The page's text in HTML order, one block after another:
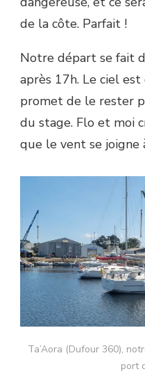
de la côte. Parfait !
Notre départ se fait
après 17h. Le ciel
promet de le rester
du stage. Flo et moi
que le vent se joigne
Ta’Aora (Dufour 360),
port